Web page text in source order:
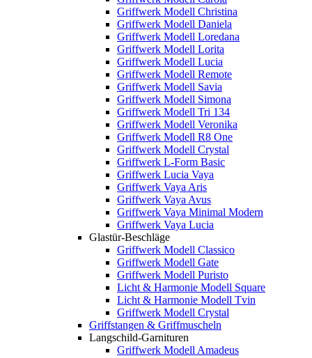
Griffwerk Modell Christina
Griffwerk Modell Daniela
Griffwerk Modell Loredana
Griffwerk Modell Lorita
Griffwerk Modell Lucia
Griffwerk Modell Remote
Griffwerk Modell Savia
Griffwerk Modell Simona
Griffwerk Modell Tri 134
Griffwerk Modell Veronika
Griffwerk Modell R8 One
Griffwerk Modell Crystal
Griffwerk L-Form Basic
Griffwerk Lucia Vaya
Griffwerk Vaya Aris
Griffwerk Vaya Avus
Griffwerk Vaya Minimal Modern
Griffwerk Vaya Lucia
Glastür-Beschläge
Griffwerk Modell Classico
Griffwerk Modell Gate
Griffwerk Modell Puristo
Licht & Harmonie Modell Square
Licht & Harmonie Modell Tvin
Griffwerk Modell Crystal
Griffstangen & Griffmuscheln
Langschild-Garnituren
Griffwerk Modell Amadeus